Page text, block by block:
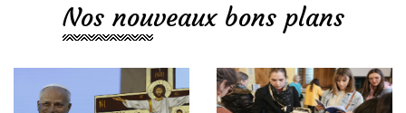
Nos nouveaux bons plans